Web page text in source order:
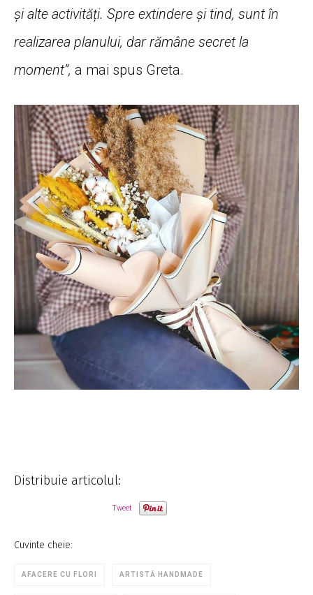
și alte activități. Spre extindere și tind, sunt în
realizarea planului, dar rămâne secret la
moment”, a mai spus Greta.
Distribuie articolul:
Tweet
Cuvinte cheie:
AFACERE CU FLORI ARTISTĂ HANDMADE